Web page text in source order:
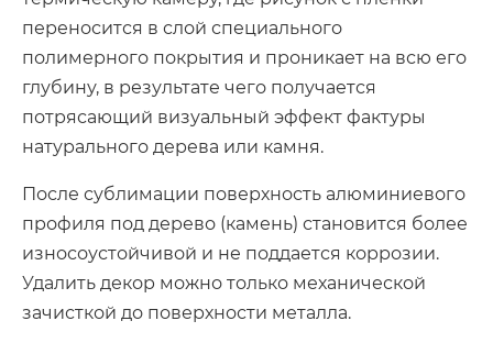
переносится в слой специального
полимерного покрытия и проникает на всю его
глубину, в результате чего получается
потрясающий визуальный эффект фактуры
натурального дерева или камня.
После сублимации поверхность алюминиевого
профиля под дерево (камень) становится более
износоустойчивой и не поддается коррозии.
Удалить декор можно только механической
зачисткой до поверхности металла.